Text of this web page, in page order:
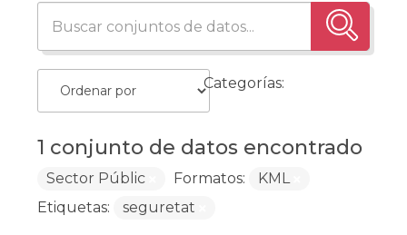
1 conjunto de datos encontrado
Categorías:
Sector Públic Formatos:
KML
Etiquetas:
seguretat